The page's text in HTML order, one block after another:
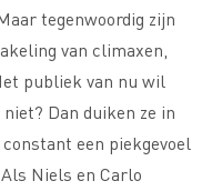
tegenwoordig zijn
van climaxen,
publiek van nu wil
Dan duiken ze in
een piekgevoel
Niels en Carlo